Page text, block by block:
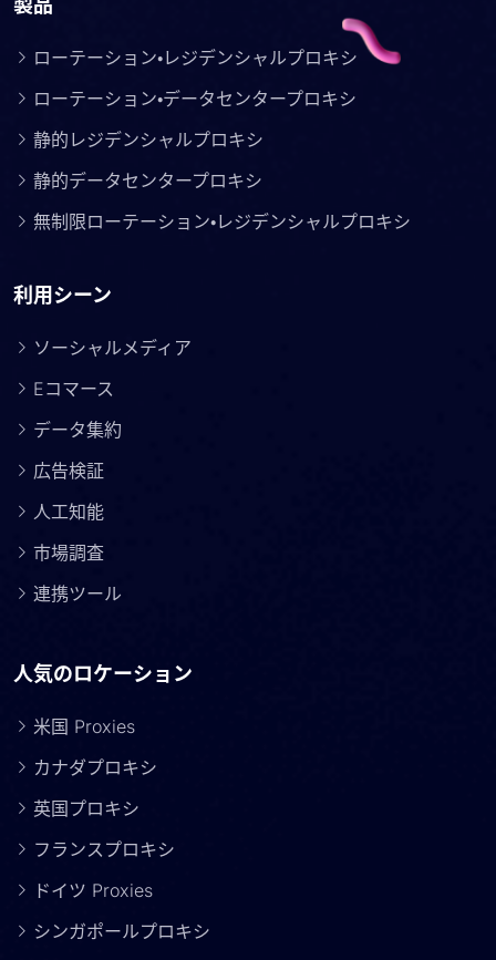
製品
ローテーション・レジデンシャルプロキシ
ローテーション・データセンタープロキシ
静的レジデンシャルプロキシ
静的データセンタープロキシ
無制限ローテーション・レジデンシャルプロキシ
利用シーン
ソーシャルメディア
Eコマース
データ集約
広告検証
人工知能
市場調査
連携ツール
人気のロケーション
米国 Proxies
カナダプロキシ
英国プロキシ
フランスプロキシ
ドイツ Proxies
シンガポールプロキシ